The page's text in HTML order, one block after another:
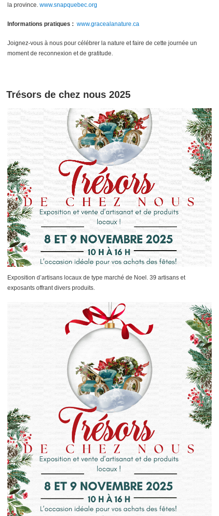
la province. www.snapquebec.org
Informations pratiques : www.gracealanature.ca
Joignez-vous à nous pour célébrer la nature et faire de cette journée un
moment de reconnexion et de gratitude.
Trésors de chez nous 2025
Exposition d’artisans locaux de type marché de Noel. 39 artisans et
exposants offrant divers produits.